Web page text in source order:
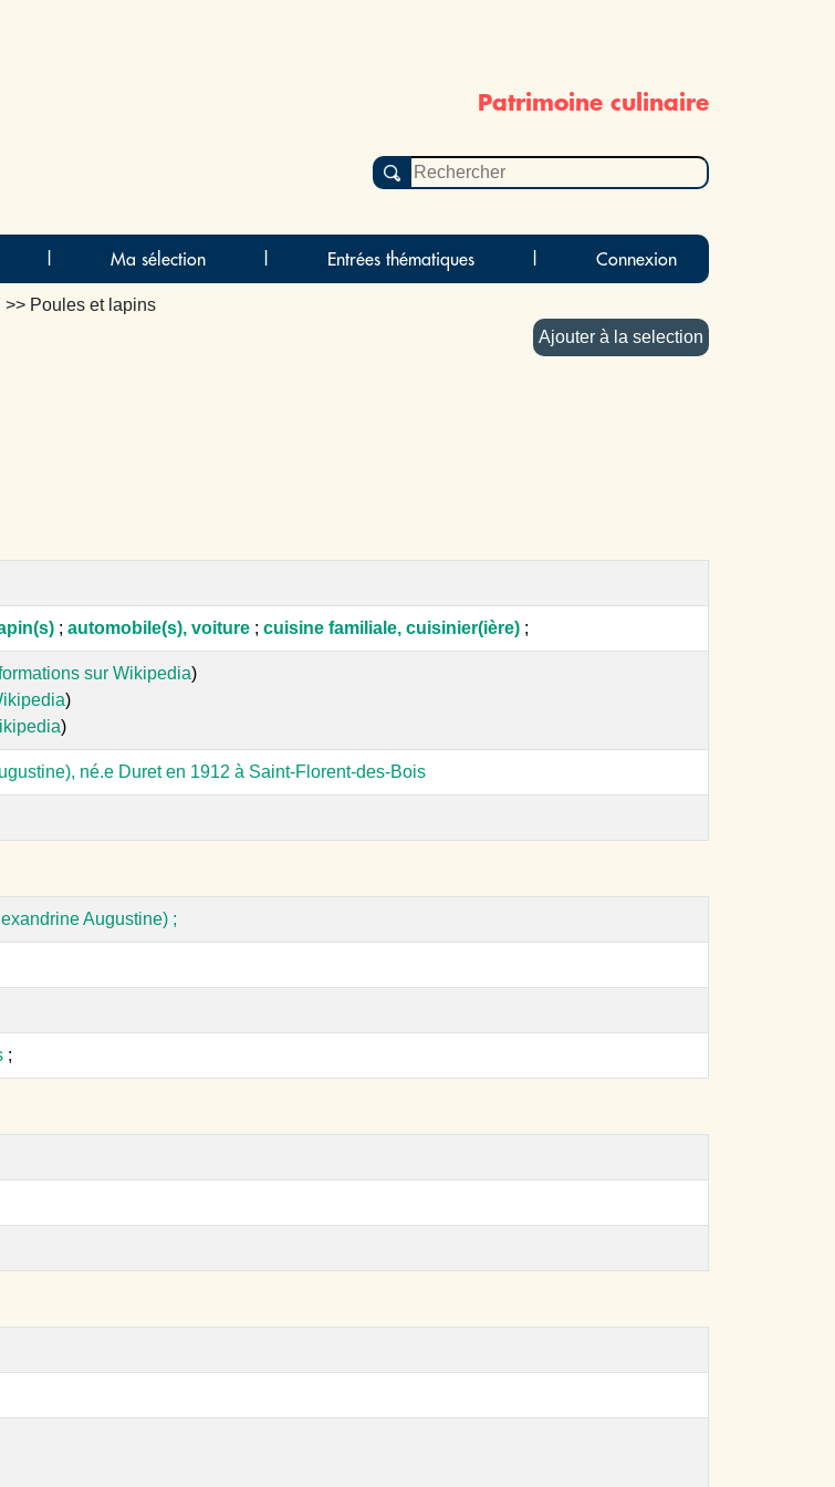
Patrimoine culinaire
Ma sélection Entrées thématiques Connexion
>> Poules et lapins
Ajouter à la selection
; automobile(s), voiture ; cuisine familiale, cuisinier(ière) ;
sur Wikipedia)
)
)
né.e Duret en 1912 à Saint-Florent-des-Bois
Augustine) ;
;